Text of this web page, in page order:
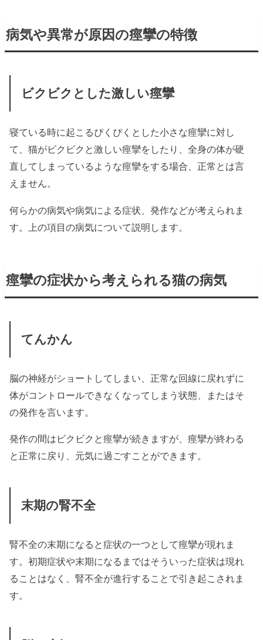
病気や異常が原因の痙攣の特徴
ビクビクとした激しい痙攣
寝ている時に起こるぴくぴくとした小さな痙攣に対し
て、猫がビクビクと激しい痙攣をしたり、全身の体が硬
直してしまっているような痙攣をする場合、正常とは言
えません。
何らかの病気や病気による症状、発作などが考えられま
す。上の項目の病気について説明します。
痙攣の症状から考えられる猫の病気
てんかん
脳の神経がショートしてしまい、正常な回線に戻れずに
体がコントロールできなくなってしまう状態、またはそ
の発作を言います。
発作の間はビクビクと痙攣が続きますが、痙攣が終わる
と正常に戻り、元気に過ごすことができます。
末期の腎不全
腎不全の末期になると症状の一つとして痙攣が現れま
す。初期症状や末期になるまではそういった症状は現れ
ることはなく、腎不全が進行することで引き起こされま
す。